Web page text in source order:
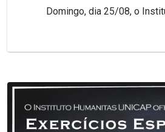
Domingo, dia 25/08, o